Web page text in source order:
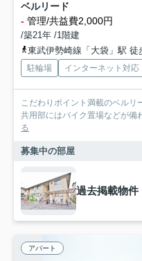
ベルリード
- 管理/共益費2,000円
/築21年 /1階建
東武伊勢崎線「大袋」駅 徒
駐輪場 インターネット対応
こだわりポイント満載のベルリ
共用部にはバイク置場などが備
る
募集中の部屋
過去掲載物件
アパート